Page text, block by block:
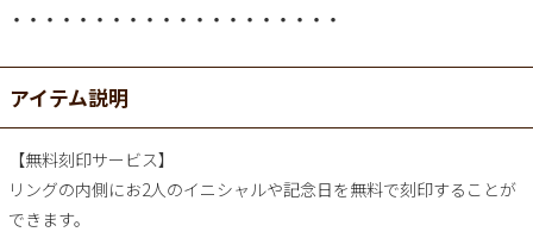
・・・・・・・・・・・・・・・・・・・・
アイテム説明
【無料刻印サービス】
リングの内側にお2人のイニシャルや記念日を無料で刻印することが
できます。